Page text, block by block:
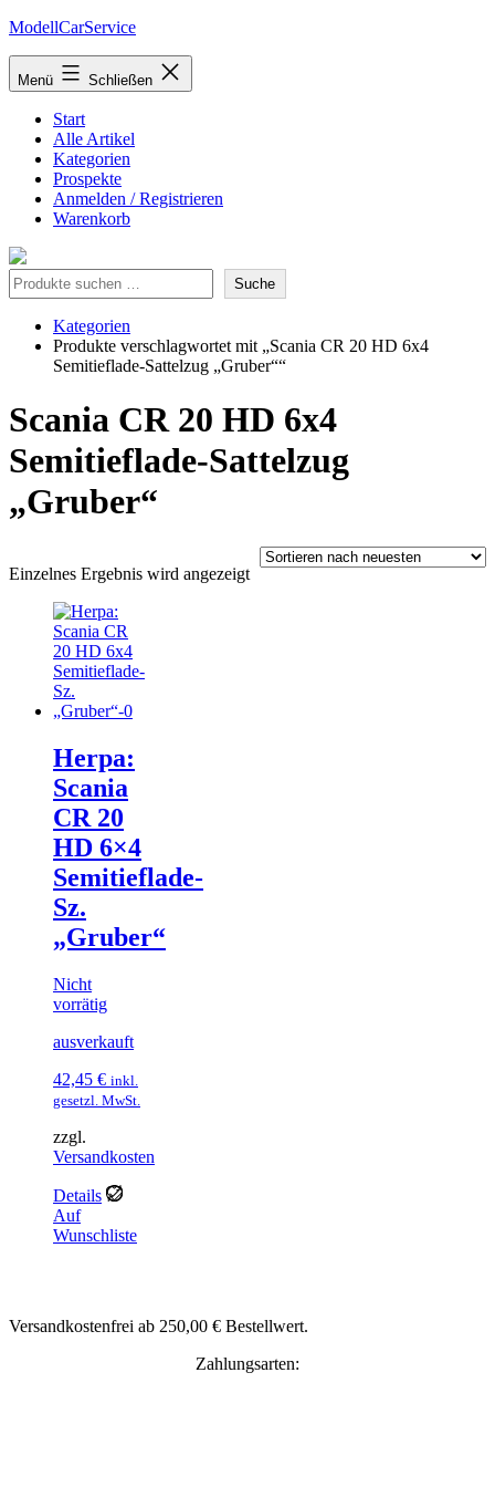
Zum
springen
ModellCarService
Menü Schließen
Start
Alle Artikel
Kategorien
Prospekte
Anmelden / Registrieren
Warenkorb
Suche Suche
Kategorien
Produkte verschlagwortet mit „Scania CR 20 HD 6x4
Semitieflade-Sattelzug „Gruber““
Scania CR 20 HD 6x4
Semitieflade-Sattelzug
„Gruber“
Einzelnes Ergebnis wird angezeigt
Herpa:
Scania
CR 20
HD 6×4
Semitieflade-
Sz.
„Gruber“
Nicht
vorrätig
ausverkauft
42,45 € inkl.
gesetzl. MwSt.
zzgl.
Versandkosten
Details
Auf
Wunschliste
Versandkostenfrei ab 250,00 € Bestellwert.
Zahlungsarten: